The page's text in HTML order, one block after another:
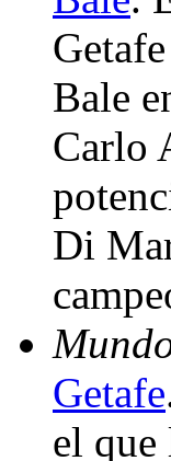
Bale
Carlo
Di
Getafe
el que